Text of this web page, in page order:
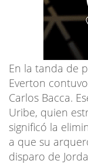
En la tanda de
Everton
Carlos Bacca.
Uribe, quien
significó la
a que su
disparo de